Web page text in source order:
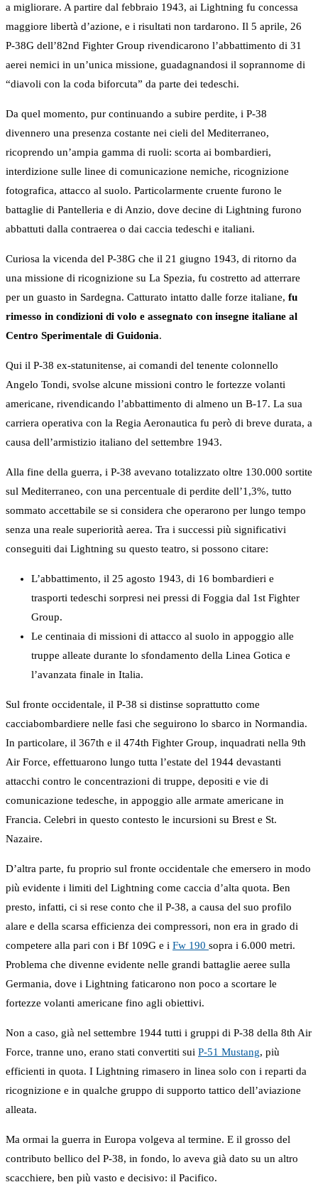
a migliorare. A partire dal febbraio 1943, ai Lightning fu concessa
maggiore libertà d’azione, e i risultati non tardarono. Il 5 aprile, 26
P-38G dell’82nd Fighter Group rivendicarono l’abbattimento di 31
aerei nemici in un’unica missione, guadagnandosi il soprannome di
“diavoli con la coda biforcuta” da parte dei tedeschi.
Da quel momento, pur continuando a subire perdite, i P-38
divennero una presenza costante nei cieli del Mediterraneo,
ricoprendo un’ampia gamma di ruoli: scorta ai bombardieri,
interdizione sulle linee di comunicazione nemiche, ricognizione
fotografica, attacco al suolo. Particolarmente cruente furono le
battaglie di Pantelleria e di Anzio, dove decine di Lightning furono
abbattuti dalla contraerea o dai caccia tedeschi e italiani.
Curiosa la vicenda del P-38G che il 21 giugno 1943, di ritorno da
una missione di ricognizione su La Spezia, fu costretto ad atterrare
per un guasto in Sardegna. Catturato intatto dalle forze italiane, fu
rimesso in condizioni di volo e assegnato con insegne italiane al
Centro Sperimentale di Guidonia.
Qui il P-38 ex-statunitense, ai comandi del tenente colonnello
Angelo Tondi, svolse alcune missioni contro le fortezze volanti
americane, rivendicando l’abbattimento di almeno un B-17. La sua
carriera operativa con la Regia Aeronautica fu però di breve durata, a
causa dell’armistizio italiano del settembre 1943.
Alla fine della guerra, i P-38 avevano totalizzato oltre 130.000 sortite
sul Mediterraneo, con una percentuale di perdite dell’1,3%, tutto
sommato accettabile se si considera che operarono per lungo tempo
senza una reale superiorità aerea. Tra i successi più significativi
conseguiti dai Lightning su questo teatro, si possono citare:
L’abbattimento, il 25 agosto 1943, di 16 bombardieri e
trasporti tedeschi sorpresi nei pressi di Foggia dal 1st Fighter
Group.
Le centinaia di missioni di attacco al suolo in appoggio alle
truppe alleate durante lo sfondamento della Linea Gotica e
l’avanzata finale in Italia.
Sul fronte occidentale, il P-38 si distinse soprattutto come
cacciabombardiere nelle fasi che seguirono lo sbarco in Normandia.
In particolare, il 367th e il 474th Fighter Group, inquadrati nella 9th
Air Force, effettuarono lungo tutta l’estate del 1944 devastanti
attacchi contro le concentrazioni di truppe, depositi e vie di
comunicazione tedesche, in appoggio alle armate americane in
Francia. Celebri in questo contesto le incursioni su Brest e St.
Nazaire.
D’altra parte, fu proprio sul fronte occidentale che emersero in modo
più evidente i limiti del Lightning come caccia d’alta quota. Ben
presto, infatti, ci si rese conto che il P-38, a causa del suo profilo
alare e della scarsa efficienza dei compressori, non era in grado di
competere alla pari con i Bf 109G e i Fw 190 sopra i 6.000 metri.
Problema che divenne evidente nelle grandi battaglie aeree sulla
Germania, dove i Lightning faticarono non poco a scortare le
fortezze volanti americane fino agli obiettivi.
Non a caso, già nel settembre 1944 tutti i gruppi di P-38 della 8th Air
Force, tranne uno, erano stati convertiti sui P-51 Mustang, più
efficienti in quota. I Lightning rimasero in linea solo con i reparti da
ricognizione e in qualche gruppo di supporto tattico dell’aviazione
alleata.
Ma ormai la guerra in Europa volgeva al termine. E il grosso del
contributo bellico del P-38, in fondo, lo aveva già dato su un altro
scacchiere, ben più vasto e decisivo: il Pacifico.